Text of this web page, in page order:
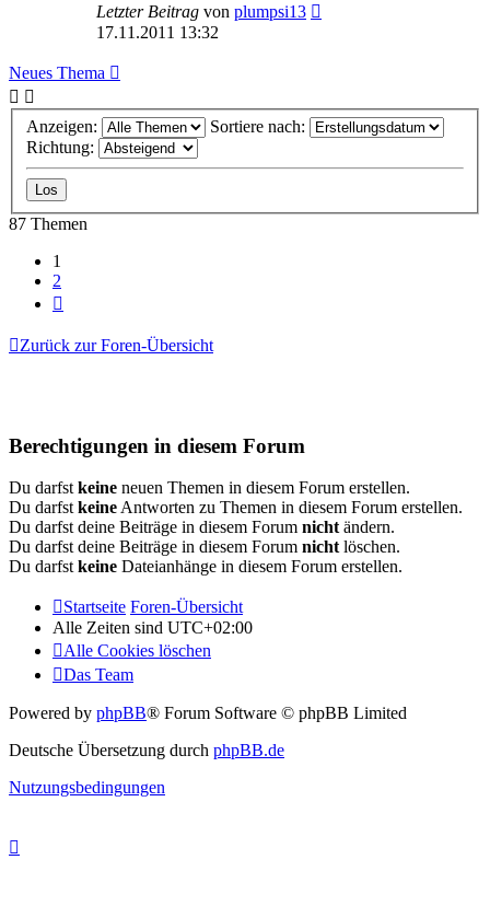
Letzter Beitrag von plumpsi13
17.11.2011 13:32
Neues Thema
Anzeigen:
Sortiere nach:
Richtung:
87 Themen
1
2
Zurück zur Foren-Übersicht
Berechtigungen in diesem Forum
Du darfst keine neuen Themen in diesem Forum erstellen.
Du darfst keine Antworten zu Themen in diesem Forum erstellen.
Du darfst deine Beiträge in diesem Forum nicht ändern.
Du darfst deine Beiträge in diesem Forum nicht löschen.
Du darfst keine Dateianhänge in diesem Forum erstellen.
Startseite Foren-Übersicht
Alle Zeiten sind UTC+02:00
Alle Cookies löschen
Das Team
Powered by phpBB® Forum Software © phpBB Limited
Deutsche Übersetzung durch phpBB.de
Nutzungsbedingungen